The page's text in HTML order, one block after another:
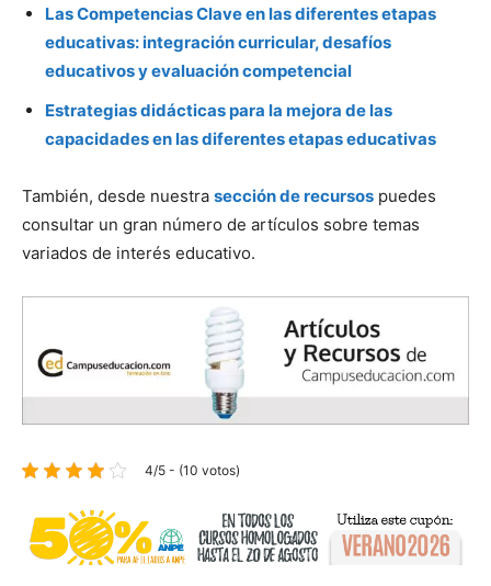
Las Competencias Clave en las diferentes etapas
educativas: integración curricular, desafíos
educativos y evaluación competencial
Estrategias didácticas para la mejora de las
capacidades en las diferentes etapas educativas
También, desde nuestra sección de recursos puedes
consultar un gran número de artículos sobre temas
variados de interés educativo.
4/5 - (10 votos)